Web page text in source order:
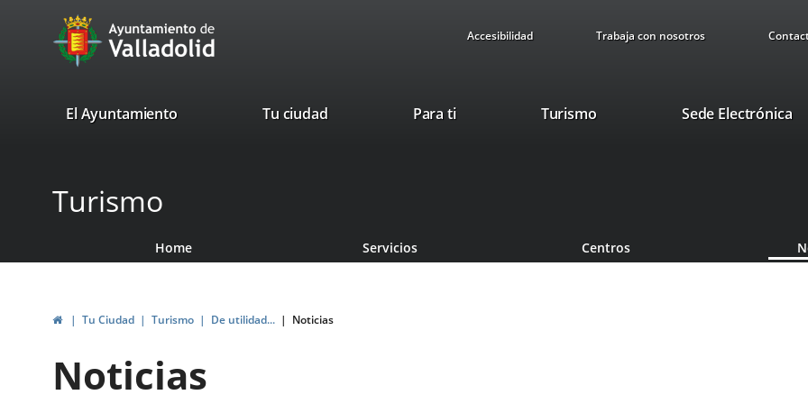
Portal
Web
Ayuntamiento
Valladolid
Accesibilidad Trabaja con nosotros
valladolid.es
El Ayuntamiento Tu ciudad Para ti TurismoThis
up
Sede Electrónica
Turismo
Home Servicios Centros
HomeTu Ciudad Turismo De utilidad... Noticias
Noticias